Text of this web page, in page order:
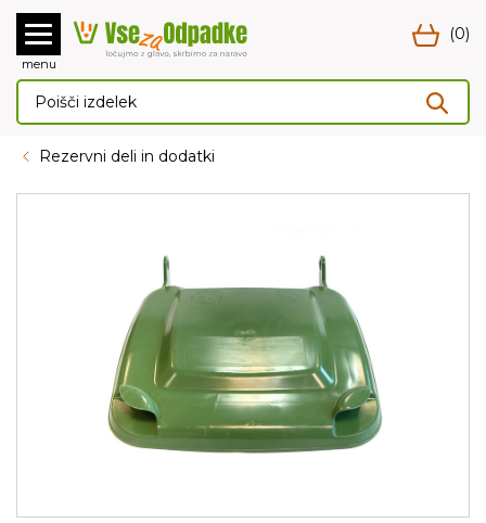
menu
(0)
Rezervni deli in dodatki